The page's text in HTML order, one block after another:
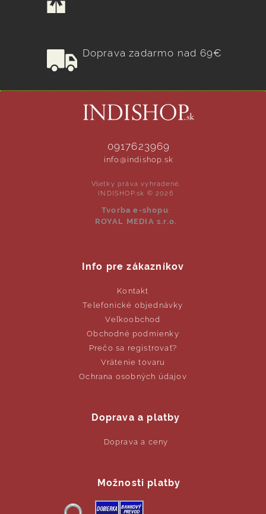
Doprava zadarmo nad 69€
0917623969
info@indishop.sk
Všetky práva vyhradené.
INDISHOP.sk © 2026
Tvorba e-shopu:
ROYAL MEDIA s.r.o.
Info pre zákazníkov
Kontakt
Telefonické objednávky
Veľkoobchod
Obchodné podmienky
Prečo sa registrovať?
Vrátenie tovaru
Ochrana osobných údajov
Doprava a platby
Doprava a ceny
Možnosti platby